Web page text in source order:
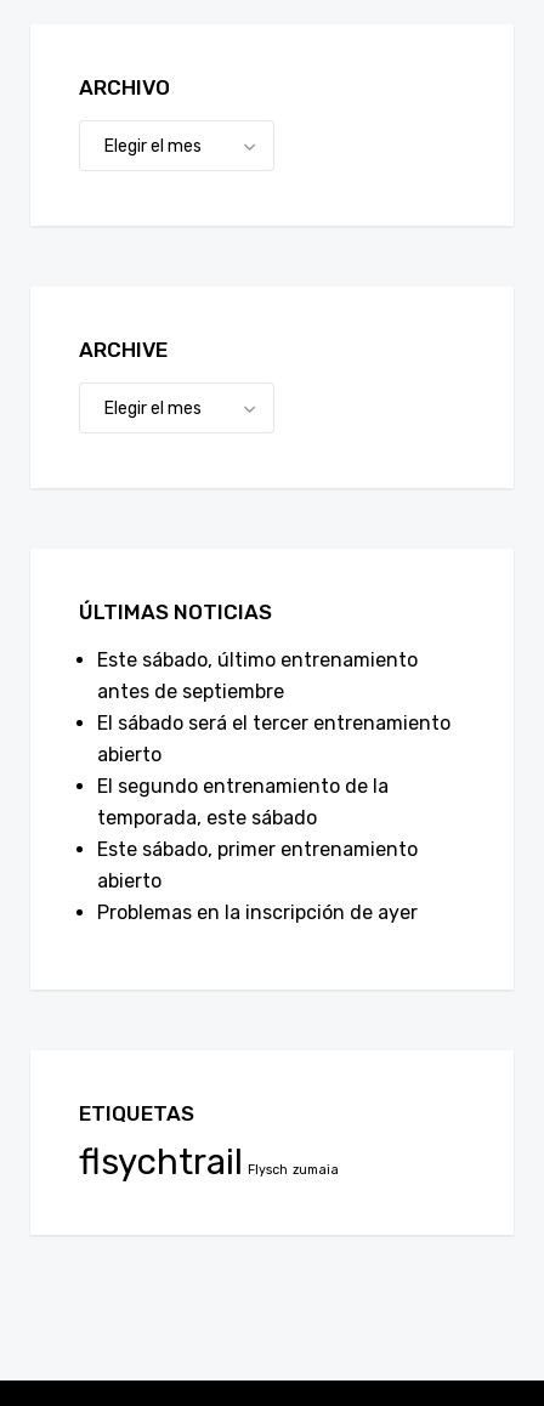
ARCHIVO
ARCHIVE
ÚLTIMAS NOTICIAS
Este sábado, último entrenamiento
antes de septiembre
El sábado será el tercer entrenamiento
abierto
El segundo entrenamiento de la
temporada, este sábado
Este sábado, primer entrenamiento
abierto
Problemas en la inscripción de ayer
ETIQUETAS
flsychtrail Flysch zumaia